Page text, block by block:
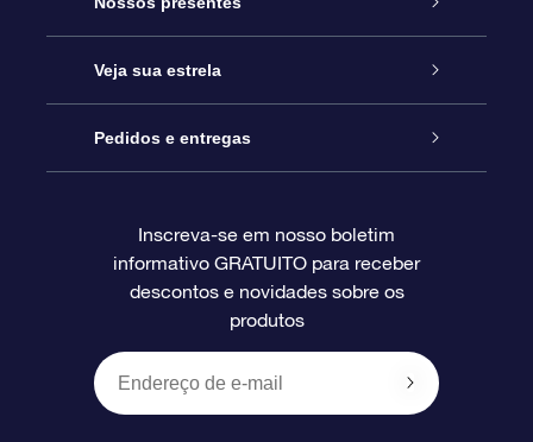
Entre em contato conosco
Blog
Avaliações
Presente estrelar on-line
Pacote de presente da OSR
O cartão de presente da OSR
Presentes corporativos
Veja sua estrela
Star Register
Página estelar personalizada
Um Milhão de Estrelas
OSR Starsaver
Pedidos e entregas
Informações de pagamento
Informações de envio
Política de devolução
Inscreva-se em nosso boletim
informativo GRATUITO para receber
descontos e novidades sobre os
produtos